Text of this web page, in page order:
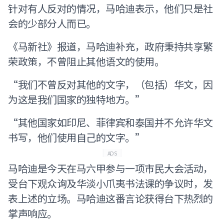
针对有人反对的情况，马哈迪表示，他们只是社
会的少部分人而已。
《马新社》报道，马哈迪补充，政府秉持共享繁
荣政策，不曾阻止其他语文的使用。
“我们不曾反对其他的文字，（包括）华文，因
为这是我们国家的独特地方。”
“其他国家如印尼、菲律宾和泰国并不允许华文
书写，他们使用自己的文字。”
ADS
马哈迪是今天在马六甲参与一项市民大会活动，
受台下观众询及华淡小爪夷书法课的争议时，发
表上述的立场。马哈迪这番言论获得台下热烈的
掌声响应。